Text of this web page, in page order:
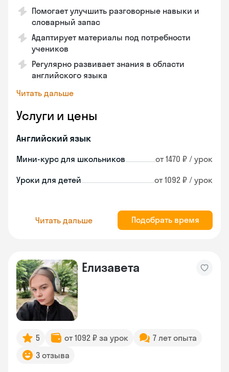
Помогает улучшить разговорные навыки и
словарный запас
Адаптирует материалы под потребности
учеников
Регулярно развивает знания в области
английского языка
Читать дальше
Услуги и цены
Английский язык
Мини-курс для школьников от 1470 ₽ / урок
Уроки для детей от 1092 ₽ / урок
Читать дальше Подобрать время
Елизавета
5 от 1092 ₽ за урок
7 лет опыта
3 отзыва